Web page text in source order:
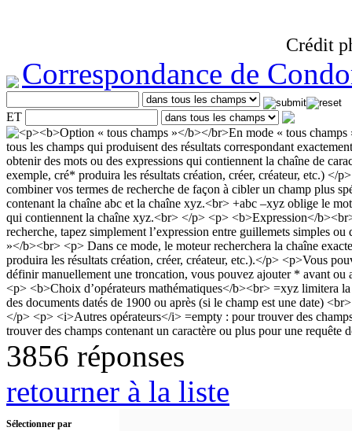
Crédit
Correspondance de
ET
3856 réponses
retourner à la liste
Sélectionner par